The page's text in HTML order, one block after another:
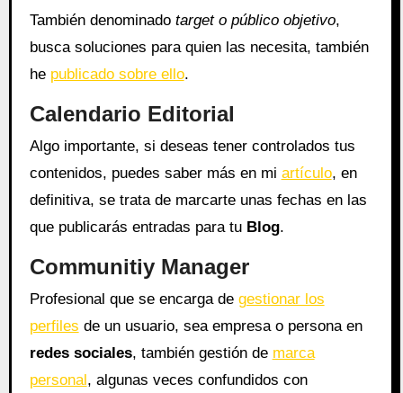
También denominado target o público objetivo,
busca soluciones para quien las necesita, también
he publicado sobre ello.
Calendario Editorial
Algo importante, si deseas tener controlados tus
contenidos, puedes saber más en mi artículo, en
definitiva, se trata de marcarte unas fechas en las
que publicarás entradas para tu Blog.
Communitiy Manager
Profesional que se encarga de gestionar los
perfiles de un usuario, sea empresa o persona en
redes sociales, también gestión de marca
personal , algunas veces confundidos con